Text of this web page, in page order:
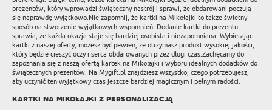
prezentów, który wprowadzi świąteczny nastrój i sprawi, że obdarowani poczują
się naprawdę wyjątkowo.Nie zapomnij, że kartki na Mikołajki to także świetny
sposób na stworzenie wyjątkowych wspomnień. Dodanie kartki do prezentu
sprawia, że każda okazja staje się bardziej osobista i niezapomniana. Wybierając
kartki z naszej oferty, możesz być pewien, że otrzymasz produkt wysokiej jakości,
który będzie cieszyć oczy i serca obdarowanych przez długi czas.Zachęcamy do
zapoznania się z naszą ofertą kartek na Mikołajki i wyboru idealnych dodatków do
świątecznych prezentów. Na Mygift.pl znajdziesz wszystko, czego potrzebujesz,
aby uczynić ten wyjątkowy czas jeszcze bardziej magicznym i pełnym radości.
kartki na mikołajki z personalizacją